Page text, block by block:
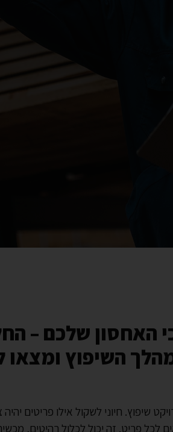
האחסון שלכם –
השיפוץ ומצאו
שיפוץ. חיוני לשקול אילו פריטים
לכל פריט. זה יכול לכלול רהיטים,